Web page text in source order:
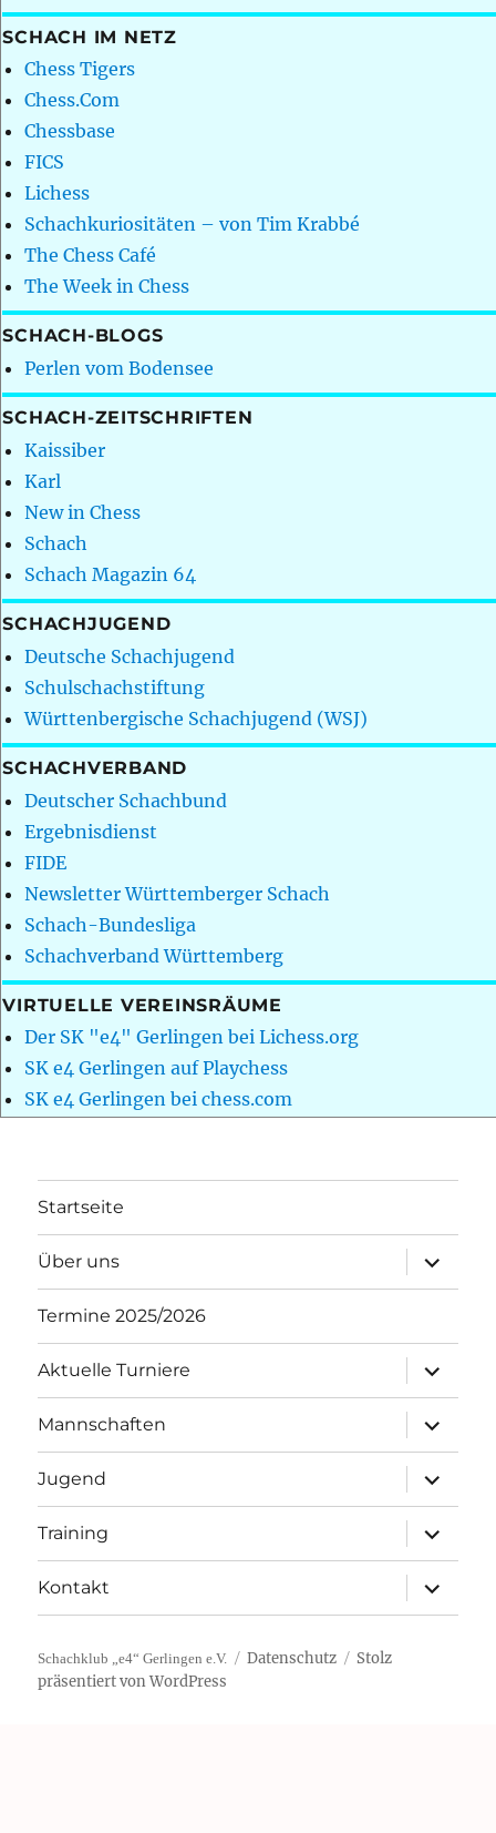
SCHACH IM NETZ
Chess Tigers
Chess.Com
Chessbase
FICS
Lichess
Schachkuriositäten – von Tim Krabbé
The Chess Café
The Week in Chess
SCHACH-BLOGS
Perlen vom Bodensee
SCHACH-ZEITSCHRIFTEN
Kaissiber
Karl
New in Chess
Schach
Schach Magazin 64
SCHACHJUGEND
Deutsche Schachjugend
Schulschachstiftung
Württenbergische Schachjugend (WSJ)
SCHACHVERBAND
Deutscher Schachbund
Ergebnisdienst
FIDE
Newsletter Württemberger Schach
Schach-Bundesliga
Schachverband Württemberg
VIRTUELLE VEREINSRÄUME
Der SK "e4" Gerlingen bei Lichess.org
SK e4 Gerlingen auf Playchess
SK e4 Gerlingen bei chess.com
Startseite
Über uns
öffnen
Termine 2025/2026
Aktuelle Turniere
öffnen
Mannschaften
öffnen
Jugend
öffnen
Training
öffnen
Kontakt
öffnen
Schachklub „e4“ Gerlingen e.V. Datenschutz
Stolz
präsentiert von WordPress